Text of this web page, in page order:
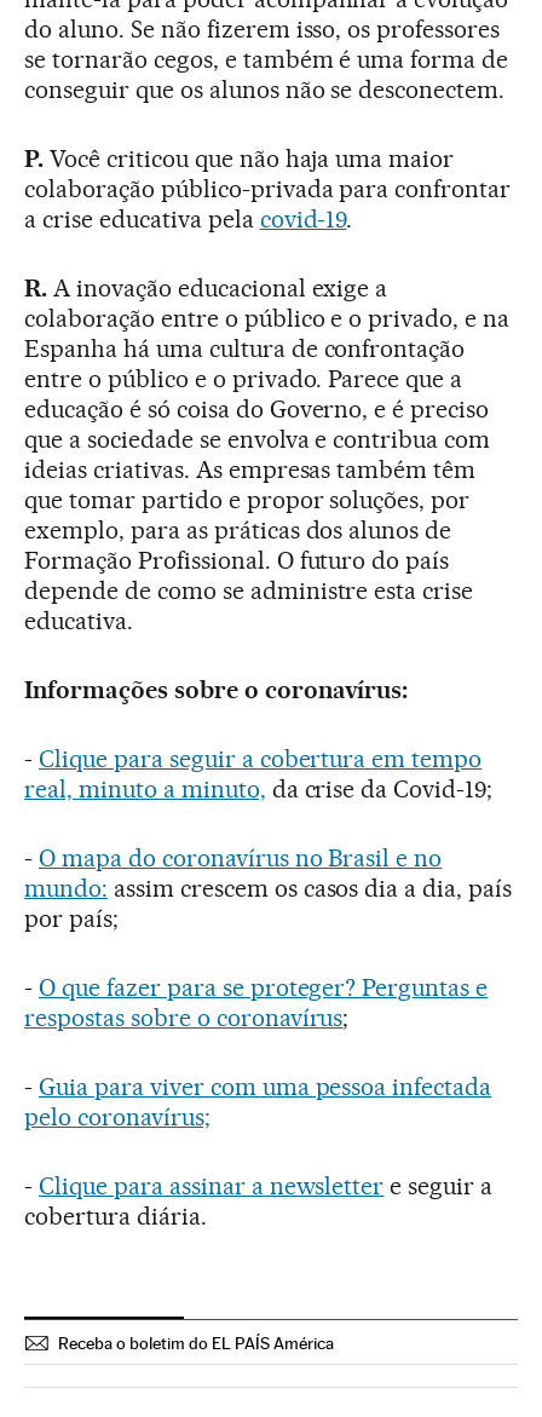
do aluno. Se não fizerem isso, os professores
se tornarão cegos, e também é uma forma de
conseguir que os alunos não se desconectem.
P. Você criticou que não haja uma maior
colaboração público-privada para confrontar
a crise educativa pela covid-19.
R. A inovação educacional exige a
colaboração entre o público e o privado, e na
Espanha há uma cultura de confrontação
entre o público e o privado. Parece que a
educação é só coisa do Governo, e é preciso
que a sociedade se envolva e contribua com
ideias criativas. As empresas também têm
que tomar partido e propor soluções, por
exemplo, para as práticas dos alunos de
Formação Profissional. O futuro do país
depende de como se administre esta crise
educativa.
Informações sobre o coronavírus:
- Clique para seguir a cobertura em tempo
real, minuto a minuto, da crise da Covid-19;
- O mapa do coronavírus no Brasil e no
mundo: assim crescem os casos dia a dia, país
por país;
- O que fazer para se proteger? Perguntas e
respostas sobre o coronavírus;
- Guia para viver com uma pessoa infectada
pelo coronavírus;
- Clique para assinar a newsletter e seguir a
cobertura diária.
Receba o boletim do EL PAÍS América